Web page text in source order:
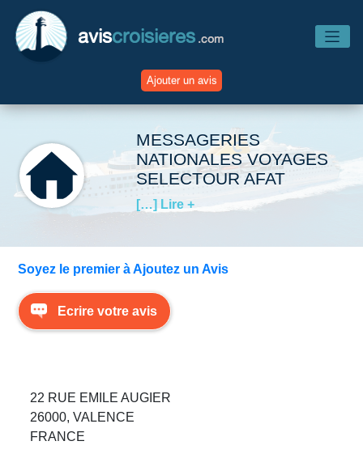
aviscroisieres .com
Ajouter un avis
Accueil
Avis Compagnies
Avis Destinations
Avis Escales
MESSAGERIES
NATIONALES VOYAGES
SELECTOUR AFAT
[…] Lire +
Soyez le premier à Ajoutez un Avis
Ecrire votre avis
22 RUE EMILE AUGIER
26000, VALENCE
FRANCE